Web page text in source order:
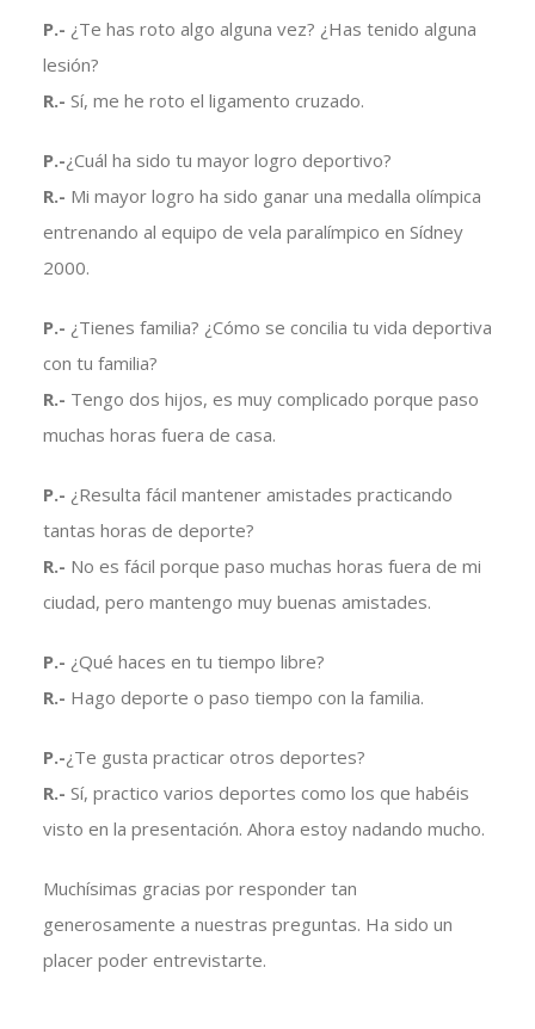
P.- ¿Te has roto algo alguna vez? ¿Has tenido alguna
lesión?
R.- Sí, me he roto el ligamento cruzado.
P.-¿Cuál ha sido tu mayor logro deportivo?
R.- Mi mayor logro ha sido ganar una medalla olímpica
entrenando al equipo de vela paralímpico en Sídney
2000.
P.- ¿Tienes familia? ¿Cómo se concilia tu vida deportiva
con tu familia?
R.- Tengo dos hijos, es muy complicado porque paso
muchas horas fuera de casa.
P.- ¿Resulta fácil mantener amistades practicando
tantas horas de deporte?
R.- No es fácil porque paso muchas horas fuera de mi
ciudad, pero mantengo muy buenas amistades.
P.- ¿Qué haces en tu tiempo libre?
R.- Hago deporte o paso tiempo con la familia.
P.-¿Te gusta practicar otros deportes?
R.- Sí, practico varios deportes como los que habéis
visto en la presentación. Ahora estoy nadando mucho.
Muchísimas gracias por responder tan
generosamente a nuestras preguntas. Ha sido un
placer poder entrevistarte.